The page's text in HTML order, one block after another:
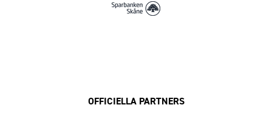
OFFICIELLA PARTNERS